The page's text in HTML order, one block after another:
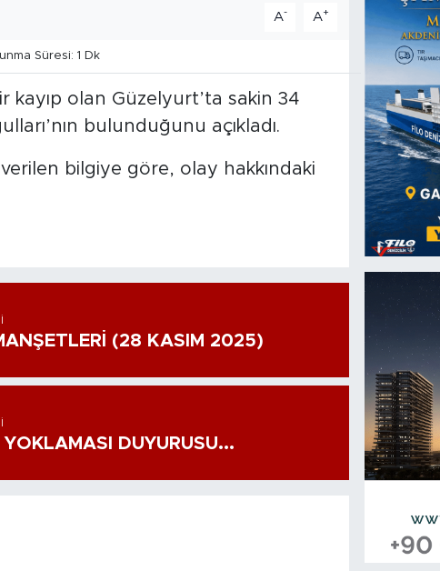
A- A+
Süresi: 1 Dk
kayıp olan Güzelyurt’ta sakin 34
bulunduğunu açıkladı.
verilen bilgiye göre, olay hakkındaki
(28 KASIM 2025)
YOKLAMASI DUYURUSU...